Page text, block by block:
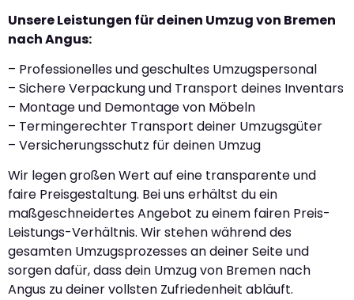
Unsere Leistungen für deinen Umzug von Bremen
nach Angus:
– Professionelles und geschultes Umzugspersonal
– Sichere Verpackung und Transport deines Inventars
– Montage und Demontage von Möbeln
– Termingerechter Transport deiner Umzugsgüter
– Versicherungsschutz für deinen Umzug
Wir legen großen Wert auf eine transparente und
faire Preisgestaltung. Bei uns erhältst du ein
maßgeschneidertes Angebot zu einem fairen Preis-
Leistungs-Verhältnis. Wir stehen während des
gesamten Umzugsprozesses an deiner Seite und
sorgen dafür, dass dein Umzug von Bremen nach
Angus zu deiner vollsten Zufriedenheit abläuft.